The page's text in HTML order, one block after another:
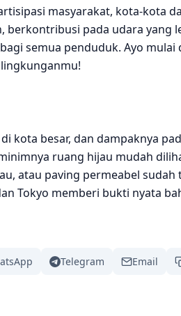
masyarakat, kota‑kota
berkontribusi pada udara yang
semua penduduk. Ayo mulai
kota besar, dan dampaknya
ruang hijau mudah
atau paving permeabel sudah
Tokyo memberi bukti nyata
Telegram Email